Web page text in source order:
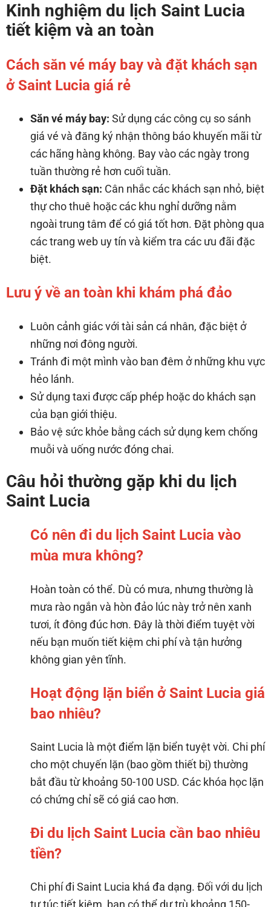
Kinh nghiệm du lịch Saint Lucia
tiết kiệm và an toàn
Cách săn vé máy bay và đặt khách sạn
ở Saint Lucia giá rẻ
Săn vé máy bay: Sử dụng các công cụ so sánh
giá vé và đăng ký nhận thông báo khuyến mãi từ
các hãng hàng không. Bay vào các ngày trong
tuần thường rẻ hơn cuối tuần.
Đặt khách sạn: Cân nhắc các khách sạn nhỏ, biệt
thự cho thuê hoặc các khu nghỉ dưỡng nằm
ngoài trung tâm để có giá tốt hơn. Đặt phòng qua
các trang web uy tín và kiểm tra các ưu đãi đặc
biệt.
Lưu ý về an toàn khi khám phá đảo
Luôn cảnh giác với tài sản cá nhân, đặc biệt ở
những nơi đông người.
Tránh đi một mình vào ban đêm ở những khu vực
hẻo lánh.
Sử dụng taxi được cấp phép hoặc do khách sạn
của bạn giới thiệu.
Bảo vệ sức khỏe bằng cách sử dụng kem chống
muỗi và uống nước đóng chai.
Câu hỏi thường gặp khi du lịch
Saint Lucia
Có nên đi du lịch Saint Lucia vào
mùa mưa không?
Hoàn toàn có thể. Dù có mưa, nhưng thường là
mưa rào ngắn và hòn đảo lúc này trở nên xanh
tươi, ít đông đúc hơn. Đây là thời điểm tuyệt vời
nếu bạn muốn tiết kiệm chi phí và tận hưởng
không gian yên tĩnh.
Hoạt động lặn biển ở Saint Lucia giá
bao nhiêu?
Saint Lucia là một điểm lặn biển tuyệt vời. Chi phí
cho một chuyến lặn (bao gồm thiết bị) thường
bắt đầu từ khoảng 50-100 USD. Các khóa học lặn
có chứng chỉ sẽ có giá cao hơn.
Đi du lịch Saint Lucia cần bao nhiêu
tiền?
Chi phí đi Saint Lucia khá đa dạng. Đối với du lịch